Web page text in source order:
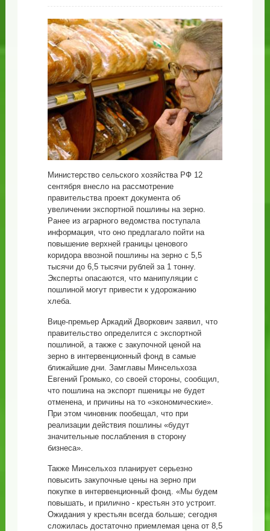
Министерство сельского хозяйства РФ 12
сентября внесло на рассмотрение
правительства проект документа об
увеличении экспортной пошлины на зерно.
Ранее из аграрного ведомства поступала
информация, что оно предлагало пойти на
повышение верхней границы ценового
коридора ввозной пошлины на зерно с 5,5
тысячи до 6,5 тысячи рублей за 1 тонну.
Эксперты опасаются, что манипуляции с
пошлиной могут привести к удорожанию
хлеба.
Вице-премьер Аркадий Дворкович заявил, что
правительство определится с экспортной
пошлиной, а также с закупочной ценой на
зерно в интервенционный фонд в самые
ближайшие дни. Замглавы Минсельхоза
Евгений Громыко, со своей стороны, сообщил,
что пошлина на экспорт пшеницы не будет
отменена, и причины на то «экономические».
При этом чиновник пообещал, что при
реализации действия пошлины «будут
значительные послабления в сторону
бизнеса».
Также Минсельхоз планирует серьезно
повысить закупочные цены на зерно при
покупке в интервенционный фонд. «Мы будем
повышать, и прилично - крестьян это устроит.
Ожидания у крестьян всегда больше; сегодня
сложилась достаточно приемлемая цена от 8,5